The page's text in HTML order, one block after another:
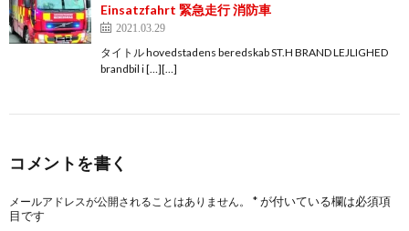
Einsatzfahrt 緊急走行 消防車
2021.03.29
タイトル hovedstadens beredskab ST.H BRAND LEJLIGHED
brandbil i […][…]
コメントを書く
メールアドレスが公開されることはありません。 *が付いている欄は必須項
目です